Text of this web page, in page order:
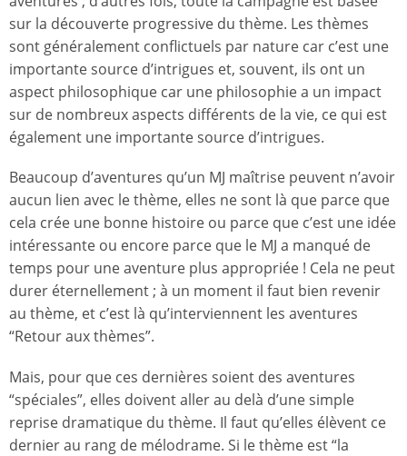
sur la découverte progressive du thème. Les thèmes
sont généralement conflictuels par nature car c’est une
importante source d’intrigues et, souvent, ils ont un
aspect philosophique car une philosophie a un impact
sur de nombreux aspects différents de la vie, ce qui est
également une importante source d’intrigues.
Beaucoup d’aventures qu’un MJ maîtrise peuvent n’avoir
aucun lien avec le thème, elles ne sont là que parce que
cela crée une bonne histoire ou parce que c’est une idée
intéressante ou encore parce que le MJ a manqué de
temps pour une aventure plus appropriée ! Cela ne peut
durer éternellement ; à un moment il faut bien revenir
au thème, et c’est là qu’interviennent les aventures
“Retour aux thèmes”.
Mais, pour que ces dernières soient des aventures
“spéciales”, elles doivent aller au delà d’une simple
reprise dramatique du thème. Il faut qu’elles élèvent ce
dernier au rang de mélodrame. Si le thème est “la